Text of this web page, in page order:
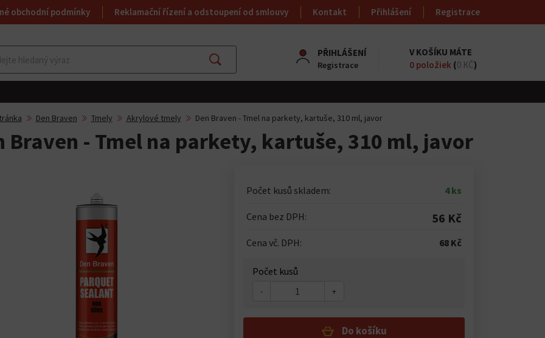
obchodní podmínky Reklamační řízení a odstoupení od smlouvy Kontakt Přihlášení Registrace
Najít
PŘIHLÁŠENÍ
Registrace
V KOŠÍKU MÁTE
0 položiek (0 KČ)
Den Braven Tmely Akrylové tmely Den Braven - Tmel na parkety, kartuše, 310 ml, javor
Braven - Tmel na parkety, kartuše, 310 ml, javor
Počet kusů skladem: 4 ks
Cena bez DPH: 56 Kč
Cena vč. DPH: 68 Kč
Počet kusů
- +
Do košíku